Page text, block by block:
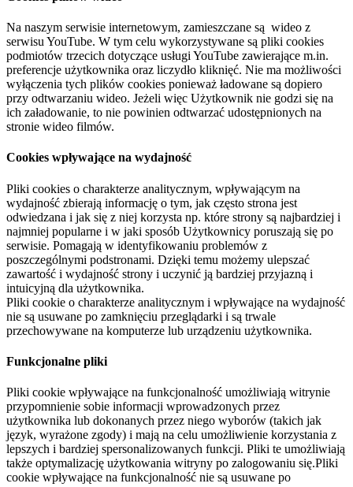
Na naszym serwisie internetowym, zamieszczane są wideo z
serwisu YouTube. W tym celu wykorzystywane są pliki cookies
podmiotów trzecich dotyczące usługi YouTube zawierające m.in.
preferencje użytkownika oraz liczydło kliknięć. Nie ma możliwości
wyłączenia tych plików cookies ponieważ ładowane są dopiero
przy odtwarzaniu wideo. Jeżeli więc Użytkownik nie godzi się na
ich załadowanie, to nie powinien odtwarzać udostępnionych na
stronie wideo filmów.
Cookies wpływające na wydajność
Pliki cookies o charakterze analitycznym, wpływającym na
wydajność zbierają informację o tym, jak często strona jest
odwiedzana i jak się z niej korzysta np. które strony są najbardziej i
najmniej popularne i w jaki sposób Użytkownicy poruszają się po
serwisie. Pomagają w identyfikowaniu problemów z
poszczególnymi podstronami. Dzięki temu możemy ulepszać
zawartość i wydajność strony i uczynić ją bardziej przyjazną i
intuicyjną dla użytkownika.
Pliki cookie o charakterze analitycznym i wpływające na wydajność
nie są usuwane po zamknięciu przeglądarki i są trwale
przechowywane na komputerze lub urządzeniu użytkownika.
Funkcjonalne pliki
Pliki cookie wpływające na funkcjonalność umożliwiają witrynie
przypomnienie sobie informacji wprowadzonych przez
użytkownika lub dokonanych przez niego wyborów (takich jak
język, wyrażone zgody) i mają na celu umożliwienie korzystania z
lepszych i bardziej spersonalizowanych funkcji. Pliki te umożliwiają
także optymalizację użytkowania witryny po zalogowaniu się.Pliki
cookie wpływające na funkcjonalność nie są usuwane po